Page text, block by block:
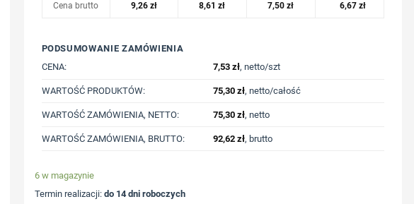
Cena brutto 9,26 zł 8,61zł 7,50zł 6,67zł
PODSUMOWANIE ZAMÓWIENIA
CENA:
7,53 zł, netto/szt
WARTOŚĆ PRODUKTÓW: 75,30 zł, netto/całość
WARTOŚĆ ZAMÓWIENIA, NETTO: 75,30 zł, netto
WARTOŚĆ ZAMÓWIENIA, BRUTTO: 92,62 zł, brutto
6 w magazynie
Termin realizacji: do 14 dni roboczych